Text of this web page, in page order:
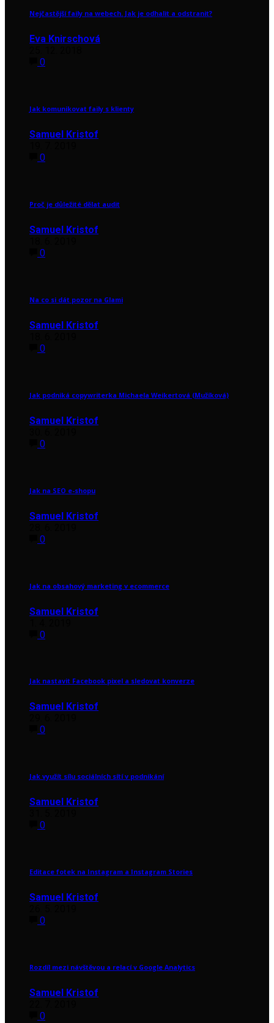
Nejčastější faily na webech. Jak je odhalit a odstranit?
Eva Knirschová
0
Jak komunikovat faily s klienty
Samuel Kristof
0
Proč je důležité dělat audit
Samuel Kristof
0
Na co si dát pozor na Glami
Samuel Kristof
0
Jak podniká copywriterka Michaela Weikertová (Mužíková)
Samuel Kristof
0
Jak na SEO e-shopu
Samuel Kristof
0
Jak na obsahový marketing v ecommerce
Samuel Kristof
0
Jak nastavit Facebook pixel a sledovat konverze
Samuel Kristof
0
Jak využít sílu sociálních sítí v podnikání
Samuel Kristof
0
Editace fotek na Instagram a Instagram Stories
Samuel Kristof
0
Rozdíl mezi návštěvou a relací v Google Analytics
Samuel Kristof
0